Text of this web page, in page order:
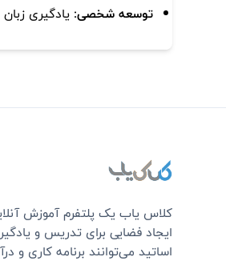
توسعه شخصی: یادگیری
کلاس یاب یک پلتفرم آموزش
ایجاد فضایی برای تدریس و
اساتید می‌توانند برنامه کاری و